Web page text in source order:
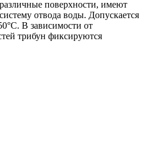
поверхности, имеют
отвода воды. Допускается
В зависимости от
трибун фиксируются